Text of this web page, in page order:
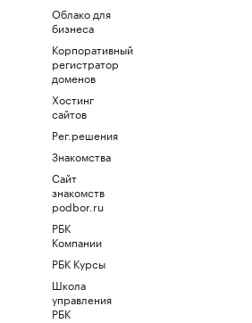
Облако для
бизнеса
Корпоративный
регистратор
доменов
Хостинг
сайтов
Рег.решения
Знакомства
Сайт
знакомств
podbor.ru
РБК
Компании
РБК Курсы
Школа
управления
РБК